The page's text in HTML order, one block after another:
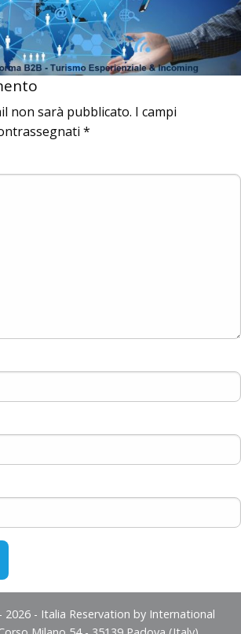
non sarà pubblicato. I campi
*
2026 - Italia Reservation by International